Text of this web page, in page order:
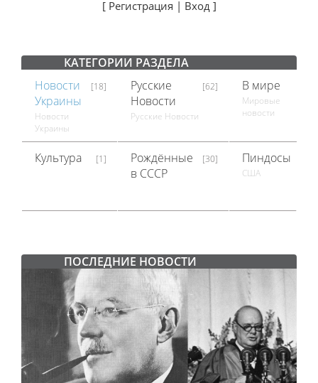
[ Регистрация | Вход]
КАТЕГОРИИ РАЗДЕЛА
Новости
Украины
[18]
Новости
Украины
Русские
Новости
[62]
Русские Новости
В мире
Мировые
новости
Культура [1]
Рождённые
в СССР
[30] Пиндосы
США
ПОСЛЕДНИЕ НОВОСТИ